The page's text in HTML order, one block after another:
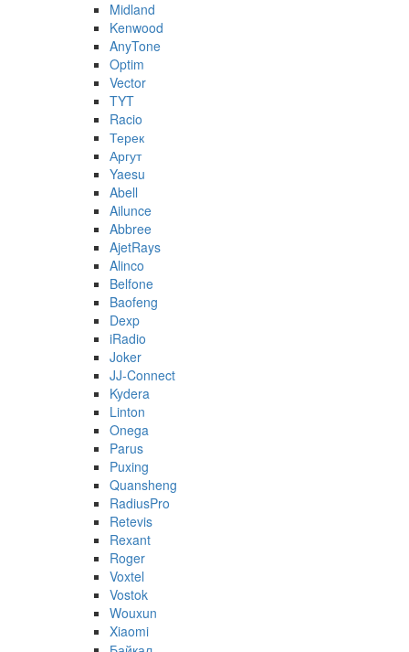
Midland
Kenwood
AnyTone
Optim
Vector
TYT
Racio
Терек
Аргут
Yaesu
Abell
Ailunce
Abbree
AjetRays
Alinco
Belfone
Baofeng
Dexp
iRadio
Joker
JJ-Connect
Kydera
Linton
Onega
Parus
Puxing
Quansheng
RadiusPro
Retevis
Rexant
Roger
Voxtel
Vostok
Wouxun
Xiaomi